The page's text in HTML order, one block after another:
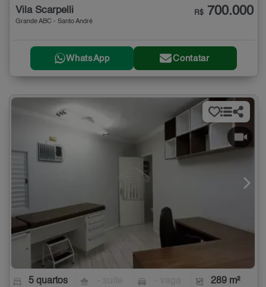
Vila Scarpelli
Grande ABC - Santo André
R$ 700.000
WhatsApp Contatar
5 quartos 289 m²